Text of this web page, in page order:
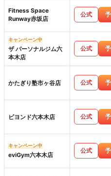
Fitness Space
Runway赤坂店
公式
キャンペーン中
ザ パーソナルジム六
本木店
公式
かたぎり塾市ヶ谷店 公式
ビヨンド六本木店 公式
キャンペーン中
eviGym六本木店
公式